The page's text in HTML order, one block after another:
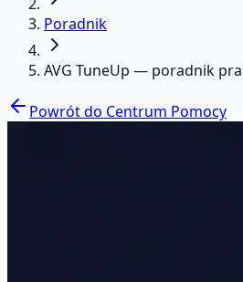
Poradnik
AVG TuneUp — poradnik
Powrót do Centrum Pomocy